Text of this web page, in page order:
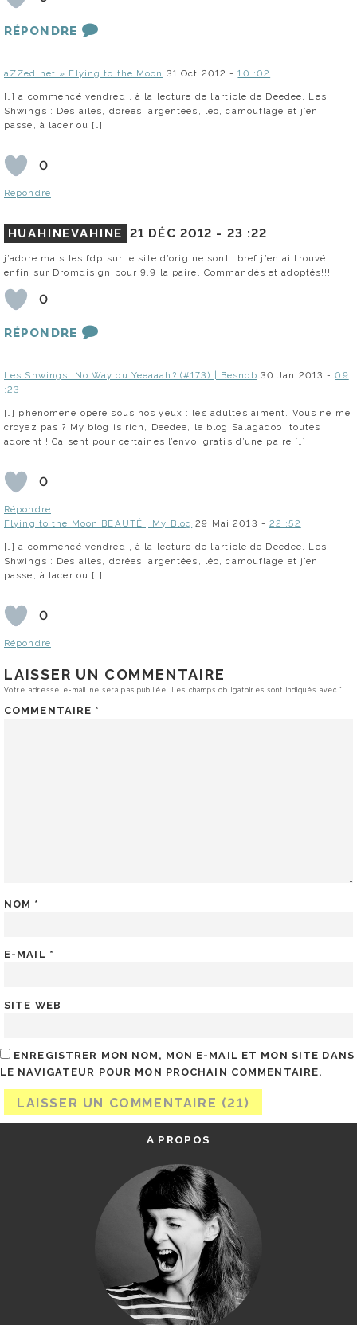
RÉPONDRE
aZZed.net » Flying to the Moon 31 Oct 2012 -10 :02
[…] a commencé vendredi, à la lecture de l’article de Deedee. Les
Shwings : Des ailes, dorées, argentées, léo, camouflage et j’en
passe, à lacer ou […]
0
Répondre
HUAHINEVAHINE 21 DÉC 2012 - 23 :22
j’adore mais les fdp sur le site d’origine sont….bref j’en ai trouvé
enfin sur Dromdisign pour 9.9 la paire. Commandés et adoptés!!!
0
RÉPONDRE
Les Shwings: No Way ou Yeeaaah? (#173) | Besnob 30 Jan 2013 -09
:23
[…] phénomène opère sous nos yeux : les adultes aiment. Vous ne me
croyez pas ? My blog is rich, Deedee, le blog Salagadoo, toutes
adorent ! Ca sent pour certaines l’envoi gratis d’une paire […]
0
Répondre
Flying to the Moon BEAUTÉ | My Blog 29 Mai 2013 -22 :52
[…] a commencé vendredi, à la lecture de l’article de Deedee. Les
Shwings : Des ailes, dorées, argentées, léo, camouflage et j’en
passe, à lacer ou […]
0
Répondre
LAISSER UN COMMENTAIRE
Votre adresse e-mail ne sera pas publiée. Les champs obligatoires sont indiqués avec*
COMMENTAIRE *
NOM *
E-MAIL *
SITE WEB
ENREGISTRER MON NOM, MON E-MAIL ET MON SITE DANS
LE NAVIGATEUR POUR MON PROCHAIN COMMENTAIRE.
A PROPOS